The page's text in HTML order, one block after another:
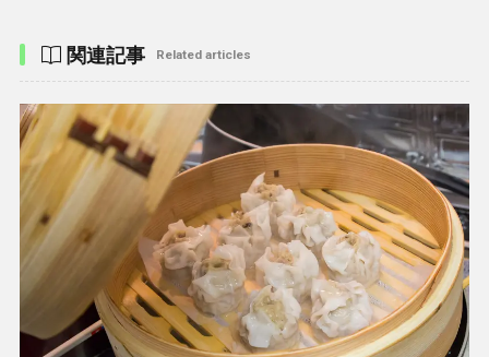
関連記事 Related articles